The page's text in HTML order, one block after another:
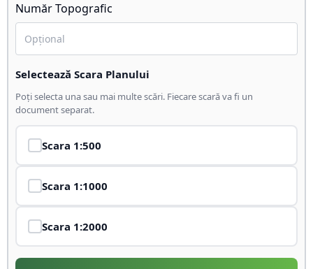
Număr Topografic
Selectează Scara Planului
Poți selecta una sau mai multe scări. Fiecare scară va fi un
document separat.
Scara 1:500
Scara 1:1000
Scara 1:2000